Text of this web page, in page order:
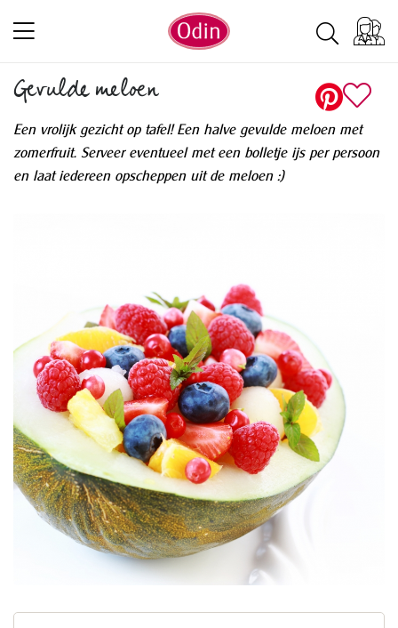
Gevulde meloen
Een vrolijk gezicht op tafel! Een halve gevulde meloen met
zomerfruit. Serveer eventueel met een bolletje ijs per persoon
en laat iedereen opscheppen uit de meloen :)